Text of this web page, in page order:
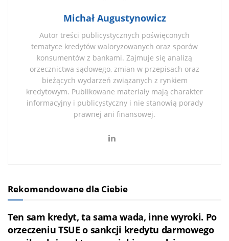
Michał Augustynowicz
Autor treści publicystycznych poświęconych
tematyce kredytów waloryzowanych oraz sporów
konsumentów z bankami. Zajmuje się analizą
orzecznictwa sądowego, zmian w przepisach oraz
bieżących wydarzeń związanych z rynkiem
kredytowym. Publikowane materiały mają charakter
informacyjny i publicystyczny i nie stanowią porady
prawnej ani finansowej.
Rekomendowane dla Ciebie
Ten sam kredyt, ta sama wada, inne wyroki. Po
orzeczeniu TSUE o sankcji kredytu darmowego